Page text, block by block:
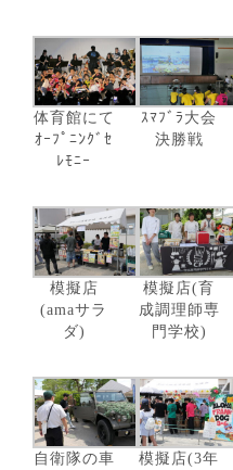
体育館にて
ｵｰﾌﾟﾆﾝｸﾞｾ
ﾚﾓﾆｰ
ｽﾏﾌﾞﾗ大会
決勝戦
模擬店
(amaサラ
ダ)
模擬店(育
成調理師専
門学校)
自衛隊の車
模擬店(3年